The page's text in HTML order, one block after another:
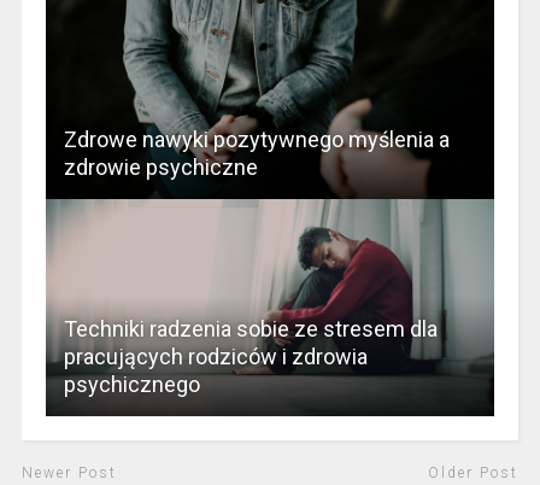
Zdrowe nawyki pozytywnego myślenia a
zdrowie psychiczne
Techniki radzenia sobie ze stresem dla
pracujących rodziców i zdrowia
psychicznego
Newer Post Older Post